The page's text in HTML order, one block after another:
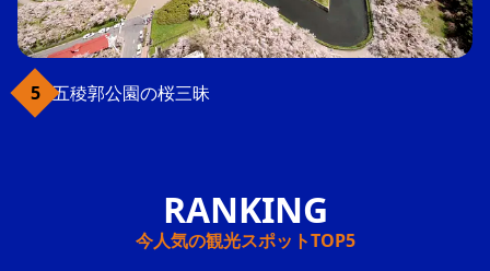
五稜郭公園の桜三昧
今人気の観光スポットTOP5